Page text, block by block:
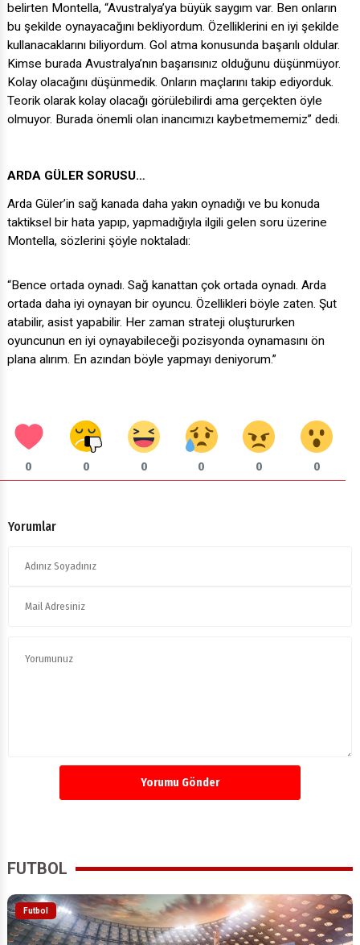
belirten Montella, “Avustralya’ya büyük saygım var. Ben onların
bu şekilde oynayacağını bekliyordum. Özelliklerini en iyi şekilde
kullanacaklarını biliyordum. Gol atma konusunda başarılı oldular.
Kimse burada Avustralya’nın başarısınız olduğunu düşünmüyor.
Kolay olacağını düşünmedik. Onların maçlarını takip ediyorduk.
Teorik olarak kolay olacağı görülebilirdi ama gerçekten öyle
olmuyor. Burada önemli olan inancımızı kaybetmememiz” dedi.
ARDA GÜLER SORUSU…
Arda Güler’in sağ kanada daha yakın oynadığı ve bu konuda
taktiksel bir hata yapıp, yapmadığıyla ilgili gelen soru üzerine
Montella, sözlerini şöyle noktaladı:
“Bence ortada oynadı. Sağ kanattan çok ortada oynadı. Arda
ortada daha iyi oynayan bir oyuncu. Özellikleri böyle zaten. Şut
atabilir, asist yapabilir. Her zaman strateji oluştururken
oyuncunun en iyi oynayabileceği pozisyonda oynamasını ön
plana alırım. En azından böyle yapmayı deniyorum.”
0 0 0 0 0 0
Yorumlar
Yorumu Gönder
FUTBOL
Futbol